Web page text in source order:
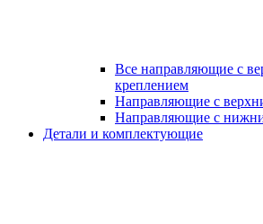
Все направляющие с
креплением
Направляющие с
Направляющие с
Детали и комплектующие